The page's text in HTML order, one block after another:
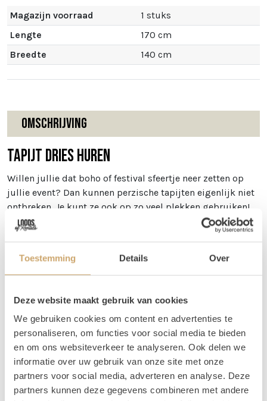
Toestemming Details Over
Deze website maakt gebruik van cookies
We gebruiken cookies om content en advertenties te
personaliseren, om functies voor social media te bieden
en om ons websiteverkeer te analyseren. Ook delen we
informatie over uw gebruik van onze site met onze
partners voor social media, adverteren en analyse. Deze
partners kunnen deze gegevens combineren met andere
Magazijn voorraad
1 stuks
Lengte
170 cm
Breedte
140 cm
Omschrijving
Tapijt Dries huren
Willen jullie dat boho of festival sfeertje neer zetten op
jullie event? Dan kunnen perzische tapijten eigenlijk niet
ontbreken. Je kunt ze ook op zo veel plekken gebruiken!
Zo kun je een perzische tapijt gebruiken bij jullie
welkomst hoek, maar je kunt ook meerdere tapijten
zelf ook veel bij het creëren van verschillende zitjes. Ook
leuk: mix ze met watjute tapijtjes!
Afmetingen
Tapijt Dries is 140 x 170 cm
Vragen
Wil je weten welke tapijten mooi bij elkaar staan, maar
kun je dit zelf niet zo goed bepalen via de foto's? Stuur